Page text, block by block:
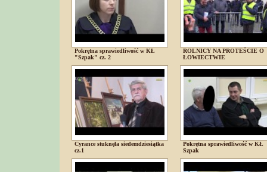
Pokrętna sprawiedliwość w KŁ
"Szpak" cz. 2
ROLNICY NA PROTEŚCIE O
ŁOWIECTWIE
Cyrance stuknęła siedemdziesiątka
cz.1
Pokrętna sprawiedliwość w KŁ
Szpak